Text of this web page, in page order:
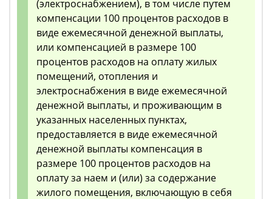
(электроснабжением), в том числе путем
компенсации 100 процентов расходов в
виде ежемесячной денежной выплаты,
или компенсацией в размере 100
процентов расходов на оплату жилых
помещений, отопления и
электроснабжения в виде ежемесячной
денежной выплаты, и проживающим в
указанных населенных пунктах,
предоставляется в виде ежемесячной
денежной выплаты компенсация в
размере 100 процентов расходов на
оплату за наем и (или) за содержание
жилого помещения, включающую в себя